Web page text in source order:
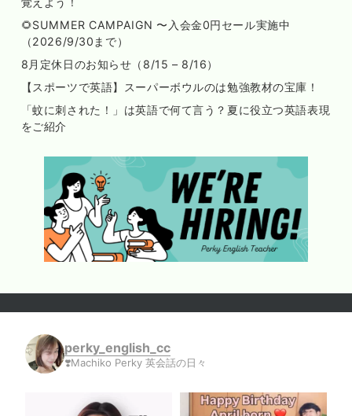
🌻SUMMER CAMPAIGN 〜入会金0円セール実施中
（2026/9/30まで）
8月定休日のお知らせ（8/15 – 8/16）
【スポーツで英語】スーパーボウルのは勉強教材の宝庫！
「蚊に刺された！」は英語で何て言う？夏に役立つ英語表現
をご紹介
perky_english_cc
❣️Machiko Perky 英会話の日々